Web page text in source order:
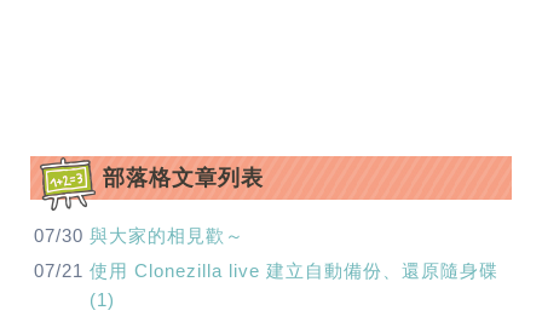
部落格文章列表
07/30 與大家的相見歡～
07/21 使用 Clonezilla live 建立自動備份、還原隨身碟
(1)